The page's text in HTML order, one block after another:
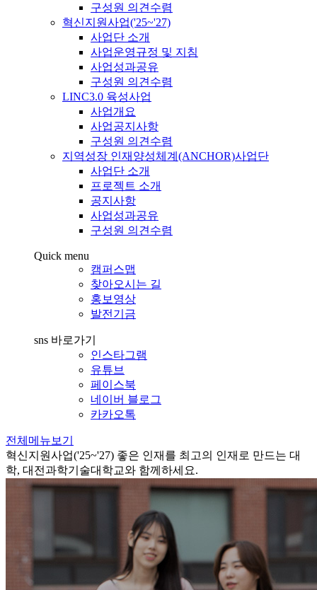
구성원 의견수렴
혁신지원사업('25~'27)
사업단 소개
사업운영규정 및 지침
사업성과공유
구성원 의견수렴
LINC3.0 육성사업
사업개요
사업공지사항
구성원 의견수렴
지역성장 인재양성체계(ANCHOR)사업단
사업단 소개
프로젝트 소개
공지사항
사업성과공유
구성원 의견수렴
Quick menu
캠퍼스맵
찾아오시는 길
홍보영상
발전기금
sns 바로가기
인스타그램
유튜브
페이스북
네이버 블로그
카카오톡
전체메뉴보기
혁신지원사업('25~'27) 좋은 인재를 최고의 인재로 만드는 대
학, 대전과학기술대학교와 함께하세요.